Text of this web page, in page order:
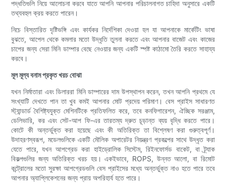
পদ্ধতিগুলি নিয়ে আলোচনা করবে যাতে আপনি আপনার পরিচালনাগত চাহিদা অনুসারে একটি
তথ্যবহুল ক্রয় করতে পারেন।
নিচে বিস্তারিত দৃষ্টিভঙ্গি এবং কার্যকর নির্দেশিকা দেওয়া হল যা আপনাকে মার্কেটিং ভাষা
বুঝতে, আপেল থেকে কমলার মতো উদ্ধৃতি তুলনা করতে এবং আপনার বাজেট এবং কাজের
চাপের জন্য সেরা মিনি ডাম্পার বেছে নেওয়ার জন্য একটি স্পষ্ট কাঠামো তৈরি করতে সাহায্য
করবে।
মূল মূল্য বনাম প্রকৃত খরচ বোঝা
যখন নির্মাতারা এবং ডিলাররা মিনি ডাম্পারের দাম উপস্থাপন করেন, তখন আপনি প্রথমে যে
সংখ্যাটি দেখতে পান তা খুব কমই আপনার মোট প্রদেয় পরিমাণ। বেস প্রাইস সাধারণত
স্ট্যান্ডার্ড বৈশিষ্ট্যযুক্ত মেশিনটিকে প্রতিফলিত করে, তবে কনফিগারেশন, ঐচ্ছিক সরঞ্জাম,
ডেলিভারি, কর এবং সেট-আপ ফি-এর তারতম্য দ্রুত চূড়ান্ত ব্যয় বৃদ্ধি করতে পারে।
কোটে কী অন্তর্ভুক্ত করা হয়েছে এবং কী অতিরিক্ত তা বিশ্লেষণ করা গুরুত্বপূর্ণ।
উদাহরণস্বরূপ, মডেলগুলিকে একটি মৌলিক অপারেটর নিয়ন্ত্রণ প্রকল্পের সাথে উদ্ধৃত করা
যেতে পারে, যখন আপগ্রেড করা হাইড্রোলিক সিস্টেম, রিইনফোর্সড বাকেট, বা ট্র্যাক
বিকল্পগুলির জন্য অতিরিক্ত খরচ হয়। একইভাবে, ROPS, উন্নত আলো, বা রিমোট
কন্ট্রোলের মতো সুরক্ষা আপগ্রেডগুলি বেস প্রাইসের মধ্যে অন্তর্ভুক্ত নাও হতে পারে তবে
আপনার অ্যাপ্লিকেশনের জন্য প্রায় অপরিহার্য হতে পারে।